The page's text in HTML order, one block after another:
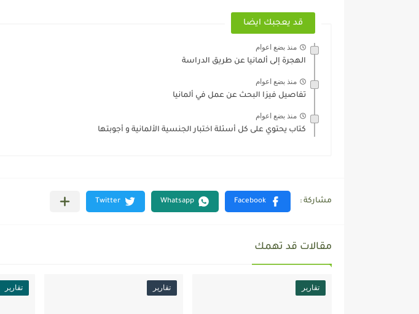
قد يعجبك ايضا
منذ بضع اعوام
الهجرة إلى ألمانيا عن طريق الدراسة
منذ بضع اعوام
تفاصيل فيزا البحث عن عمل في ألمانيا
منذ بضع اعوام
كتاب يحتوي على كل أسئلة اختبار الجنسية الألمانية و أجوبتها
مقالات قد تهمك
تقارير تقارير تقارير